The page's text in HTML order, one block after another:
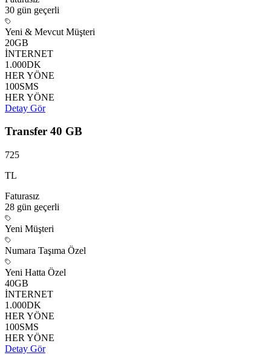
30 gün geçerli
Yeni & Mevcut Müşteri
20GB
İNTERNET
1.000DK
HER YÖNE
100SMS
HER YÖNE
Detay Gör
Transfer 40 GB
725
TL
Faturasız
28 gün geçerli
Yeni Müşteri
Numara Taşıma Özel
Yeni Hatta Özel
40GB
İNTERNET
1.000DK
HER YÖNE
100SMS
HER YÖNE
Detay Gör